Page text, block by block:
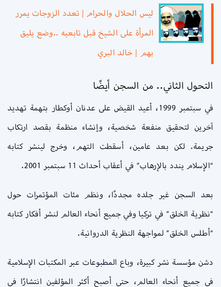
ليس الحلال والحرام | تعدد الزوجات يمرر
المرأة على الشيخ قبل تابعيه ..وضع يليق
بهم | خالد البري
التحول الثاني.. من السجن أيضًا
في سبتمبر 1999، أعيد القيض على عدنان أوكطار بتهمة تهديد
آخرين لتحقيق منفعة شخصية، وإنشاء منظمة بقصد ارتكاب
جريمة. لكن بعد عامين، أسقطت التهم، وخرج لينشر كتابه
“الإسلام يندد بالإرهاب” في أعقاب أحداث 11 سبتمبر 2001.
بعد السجن غير جلده مجددًا، ونظم مئات المؤتمرات حول
“نظرية الخلق” في تركيا وفي جميع أنحاء العالم لنشر أفكار كتابه
“أطلس الخلق” لمواجهة النظرية الدروانية.
دشن مؤسسة نشر كبيرة، وباع المطبوعات عبر المكتبات الإسلامية
في جميع أنحاء العالم، حتى أصبح أكثر المؤلفين انتشارًا في